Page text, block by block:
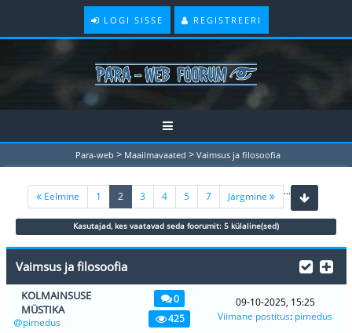
LOGI SISSE REGISTREERI
Para-web > Maailmavaated > Vaimsus ja filosoofia
Eelmine 1 2 (current)
3 4 5 ...
7 Järgmine
Kasutajad, kes vaatavad seda foorumit: 5 külaline(sed)
Vaimsus ja filosoofia
KOLMAINSUSE
MÜSTIKA
pimedus
0
425
09-10-2025, 15:25
Viimane postitus: pimedus